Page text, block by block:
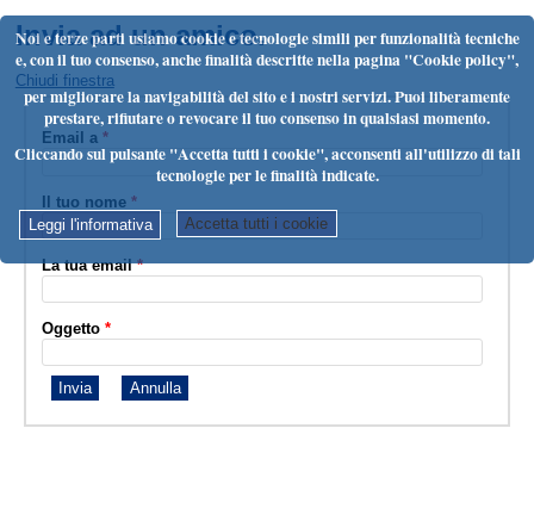
Noi e terze parti usiamo cookie e tecnologie simili per funzionalità tecniche
e, con il tuo consenso, anche finalità descritte nella pagina "Cookie policy",
per migliorare la navigabilità del sito e i nostri servizi. Puoi liberamente
prestare, rifiutare o revocare il tuo consenso in qualsiasi momento.
Cliccando sul pulsante "Accetta tutti i cookie", acconsenti all'utilizzo di tali
tecnologie per le finalità indicate.
Leggi l'informativa Accetta tutti i cookie
Invia ad un amico.
Chiudi finestra
Email a *
Il tuo nome *
La tua email*
Oggetto *
Invia Annulla